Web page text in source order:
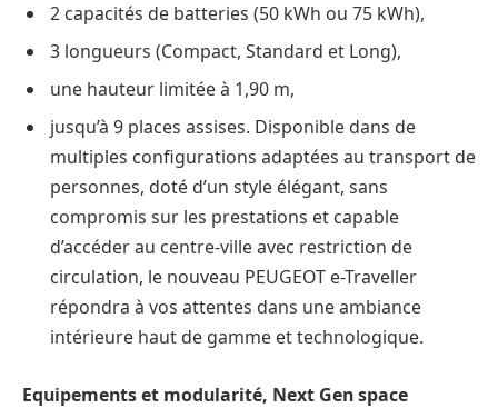
2 capacités de batteries (50 kWh ou 75 kWh),
3 longueurs (Compact, Standard et Long),
une hauteur limitée à 1,90 m,
jusqu’à 9 places assises. Disponible dans de
multiples configurations adaptées au transport de
personnes, doté d’un style élégant, sans
compromis sur les prestations et capable
d’accéder au centre-ville avec restriction de
circulation, le nouveau PEUGEOT e-Traveller
répondra à vos attentes dans une ambiance
intérieure haut de gamme et technologique.
Equipements et modularité, Next Gen space